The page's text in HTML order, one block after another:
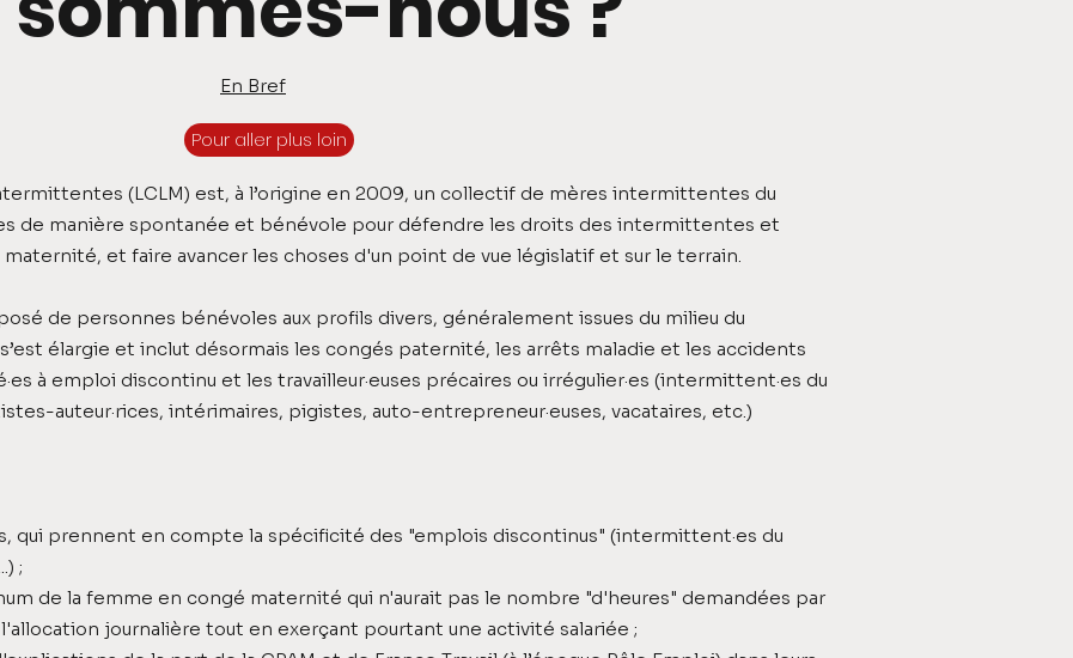
En Bref
Pour aller plus loin
(LCLM) est, à l’origine en 2009, un collectif de mères intermittentes du
de manière spontanée et bénévole pour défendre les droits des intermittentes et
et faire avancer les choses d'un point de vue législatif et sur le terrain.
de personnes bénévoles aux profils divers, généralement issues du milieu du
élargie et inclut désormais les congés paternité, les arrêts maladie et les accidents
à emploi discontinu et les travailleur·euses précaires ou irrégulier·es (intermittent·es du
auteur·rices, intérimaires, pigistes, auto-entrepreneur·euses, vacataires, etc.)
qui prennent en compte la spécificité des "emplois discontinus" (intermittent·es du
;
de la femme en congé maternité qui n'aurait pas le nombre "d'heures" demandées par
journalière tout en exerçant pourtant une activité salariée ;